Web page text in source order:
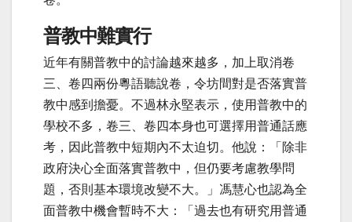
普教中難實行
近年有關普教中的討論越來越多，加上取消卷
三、卷四兩份粵語聽說卷，令坊間對是否落實普
教中感到擔憂。不過林永堅表示，使用普教中的
學校不多，卷三、卷四本身也可選擇用普通話應
考，因此普教中短期內不太迫切。他說：「除非
政府決心全面落實普教中，但仍要考慮教學問
題，否則基本環境改變不大。」馮慧心也認為全
面普教中機會暫時不大：「過去也有研究用普通